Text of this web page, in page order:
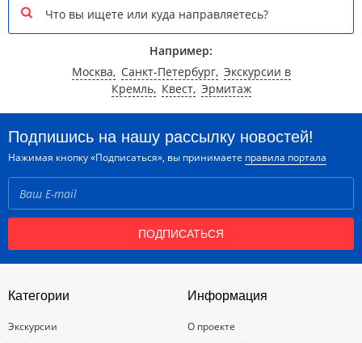
Например:
Москва, Санкт-Петербург, Экскурсии в
Кремль, Квест, Эрмитаж
Подпишись на нашу рассылку новостей!
Нажимая кнопку «Подписаться», вы принимаете правила портала
ПОДПИСАТЬСЯ
Категории
Экскурсии
Информация
О проекте